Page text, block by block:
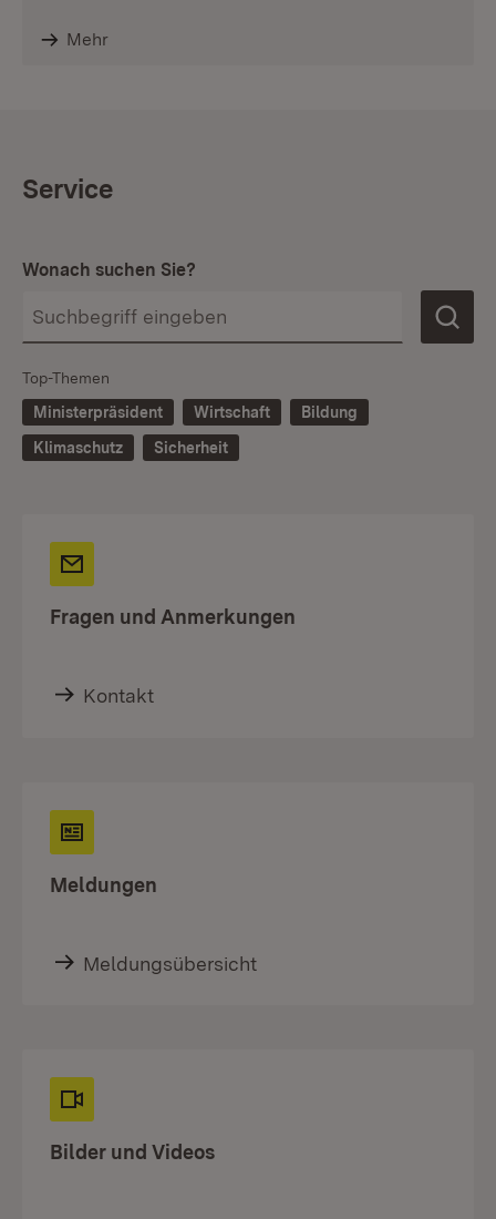
Mehr
Service
Wonach suchen Sie?
Top-Themen
Ministerpräsident
Wirtschaft
Bildung
Klimaschutz
Sicherheit
Fragen und Anmerkungen
Kontakt
Meldungen
Meldungsübersicht
Bilder und Videos